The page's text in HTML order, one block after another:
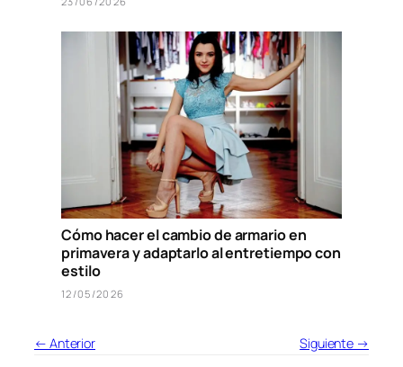
Cómo hacer el cambio de armario en
primavera y adaptarlo al entretiempo con
estilo
12/05/2026
← Anterior Siguiente →